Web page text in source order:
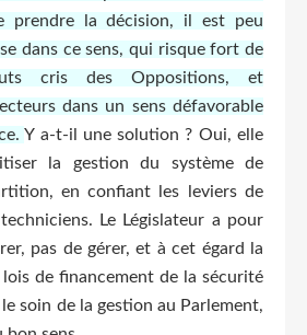
prendre la décision, il est peu
dans ce sens, qui risque fort de
cris des Oppositions, et
dans un sens défavorable
Y a-t-il une solution ? Oui, elle
la gestion du système de
en confiant les leviers de
Le Législateur a pour
pas de gérer, et à cet égard la
lois de financement de la sécurité
soin de la gestion au Parlement,